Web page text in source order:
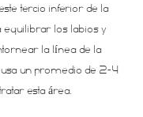
tercio inferior de la
equilibrar los labios y
la línea de la
un promedio de 2-4
esta área.